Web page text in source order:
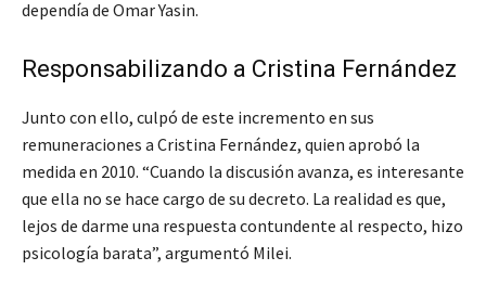
dependía de Omar Yasin.
Responsabilizando a Cristina Fernández
Junto con ello, culpó de este incremento en sus
remuneraciones a Cristina Fernández, quien aprobó la
medida en 2010. “Cuando la discusión avanza, es interesante
que ella no se hace cargo de su decreto. La realidad es que,
lejos de darme una respuesta contundente al respecto, hizo
psicología barata”, argumentó Milei.